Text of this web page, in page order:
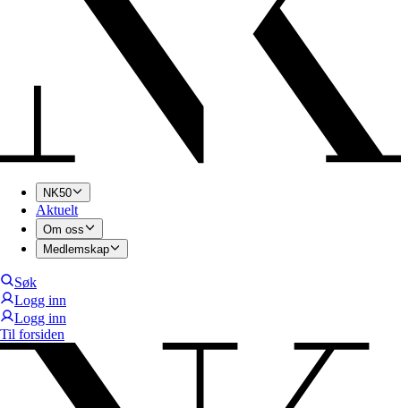
NK50
Aktuelt
Om oss
Medlemskap
Søk
Logg inn
Logg inn
Til forsiden